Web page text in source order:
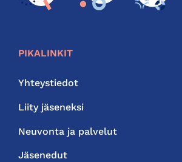
PIKALINKIT
Yhteystiedot
Liity jäseneksi
Neuvonta ja palvelut
Jäsenedut